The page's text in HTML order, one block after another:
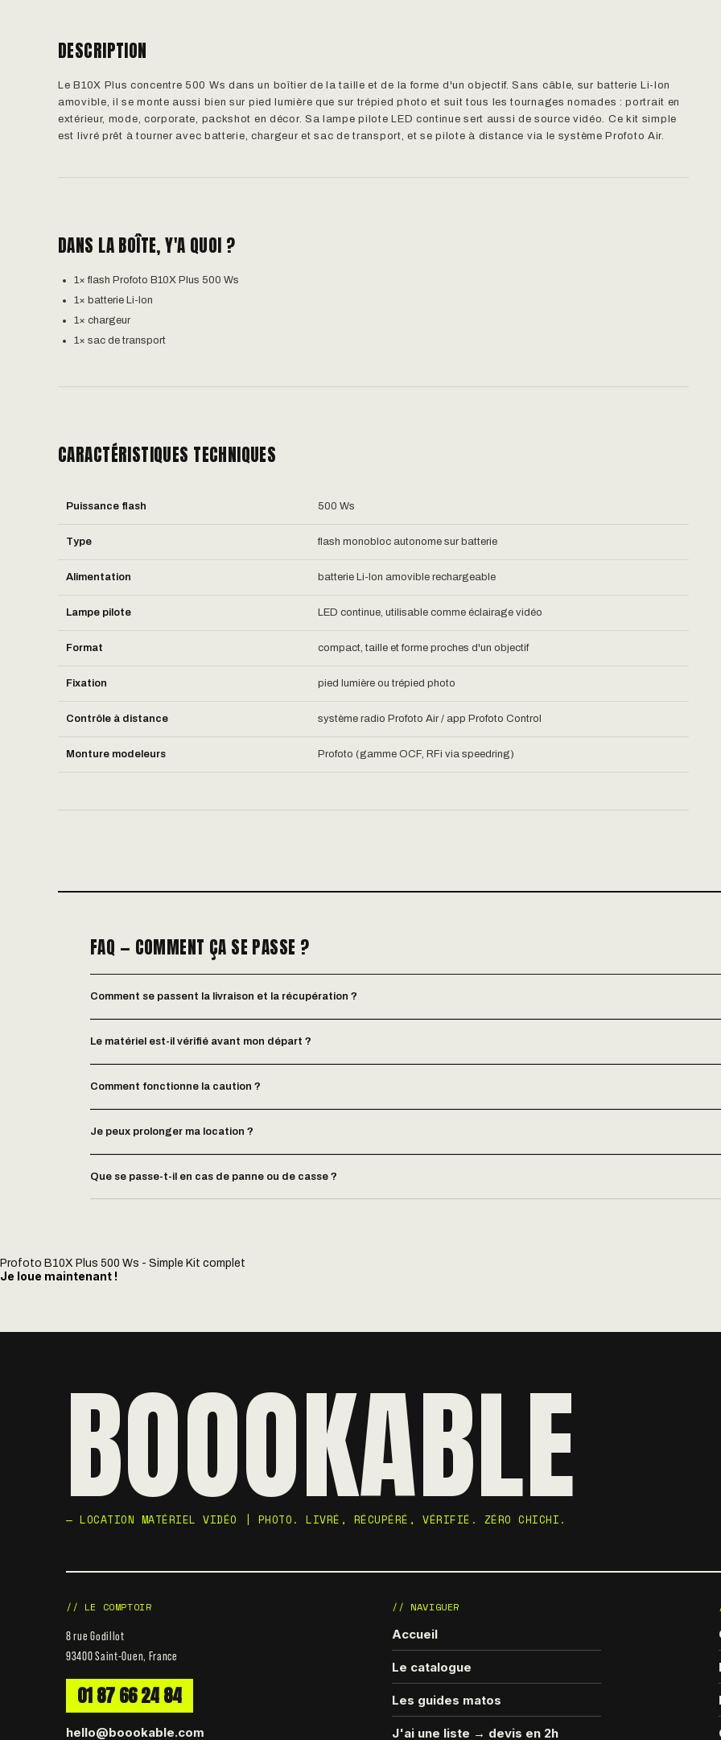
DESCRIPTION
Le B10X Plus concentre 500 Ws dans un boîtier de la taille et de la forme d'un objectif. Sans câble, sur batterie Li-Ion
amovible, il se monte aussi bien sur pied lumière que sur trépied photo et suit tous les tournages nomades : portrait en
extérieur, mode, corporate, packshot en décor. Sa lampe pilote LED continue sert aussi de source vidéo. Ce kit simple
est livré prêt à tourner avec batterie, chargeur et sac de transport, et se pilote à distance via le système Profoto Air.
DANS LA BOÎTE, Y'A QUOI ?
1× flash Profoto B10X Plus 500 Ws
1× batterie Li-Ion
1× chargeur
1× sac de transport
CARACTÉRISTIQUES TECHNIQUES
Puissance flash 500 Ws
Type flash monobloc autonome sur batterie
Alimentation batterie Li-Ion amovible rechargeable
Lampe pilote LED continue, utilisable comme éclairage vidéo
Format compact, taille et forme proches d'un objectif
Fixation pied lumière ou trépied photo
Contrôle à distance système radio Profoto Air / app Profoto Control
Monture modeleurs Profoto (gamme OCF, RFi via speedring)
FAQ — COMMENT ÇA SE PASSE ?
Comment se passent la livraison et la récupération ?
Le matériel est-il vérifié avant mon départ ?
Comment fonctionne la caution ?
Je peux prolonger ma location ?
Que se passe-t-il en cas de panne ou de casse ?
Profoto B10X Plus 500 Ws - Simple Kit complet
Je loue maintenant !
BOOOKABLE
— LOCATION MATÉRIEL VIDÉO | PHOTO. LIVRÉ, RÉCUPÉRÉ, VÉRIFIÉ. ZÉRO CHICHI.
// LE COMPTOIR
8 rue Godillot
93400 Saint-Ouen, France
01 87 66 24 84
hello@boookable.com
// NAVIGUER
Accueil
Le catalogue
Les guides matos
J'ai une liste → devis en 2h